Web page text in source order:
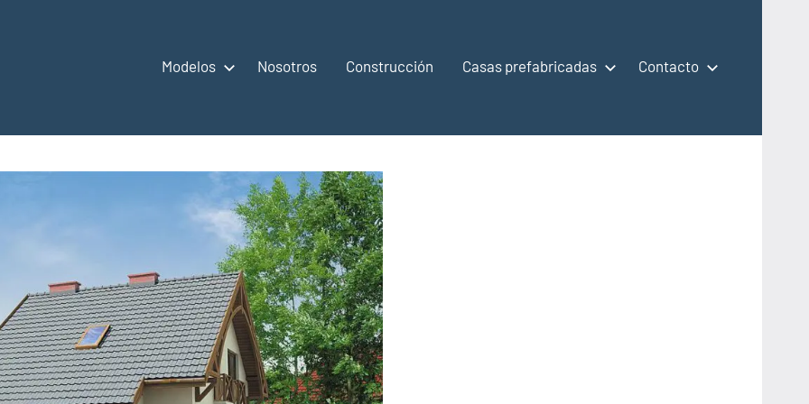
Modelos Nosotros Construcción Casas prefabricadas Contacto